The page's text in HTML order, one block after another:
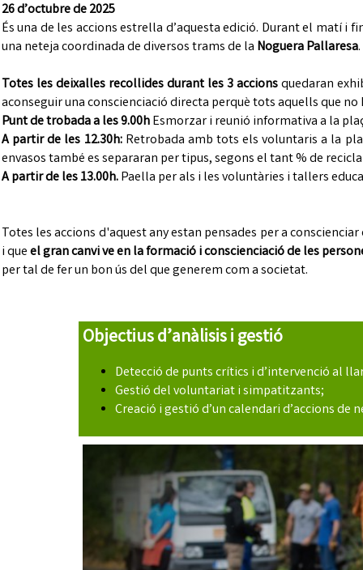
26 d’octubre de 2025
És una de les accions estrella d’aquesta edició. Durant el matí
una neteja coordinada de diversos trams de la Noguera Pallaresa.
Totes les deixalles recollides durant les 3 accionsquedaran
aconseguir una conscienciació directa perquè tots aquells que
Punt de trobada a les 9.00hEsmorzar i reunió informativa a la
A partir de les 12.30h: Retrobada amb tots els voluntaris a la
envasos també es separaran per tipus, segons el tant % de
A partir de les 13.00h.Paella per als i les voluntàries i tallers
Totes les accions d'aquest any estan pensades per a
i queel gran canvi ve en la formació i conscienciació de les
per tal de fer un bon ús del que generem com a societat.
Objectius d’anàlisis i gestió
Detecció de punts crítics i d’intervenció al
Gestió del voluntariat i simpatitzants;
Creació i gestió d’un calendari d’accions de